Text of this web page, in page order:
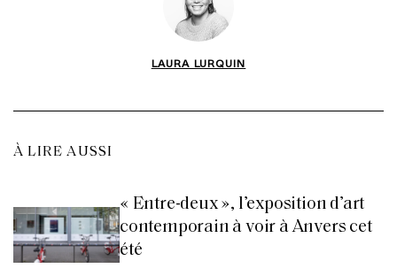
LAURA LURQUIN
À LIRE AUSSI
« Entre-deux », l’exposition d’art
contemporain à voir à Anvers cet
été